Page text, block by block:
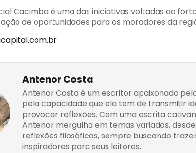
Cacimba é uma das iniciativas voltadas ao
de oportunidades para os moradores da
Antenor Costa
Antenor Costa é um escritor apaixonado
pela capacidade que ela tem de transmitir
provocar reflexões. Com uma escrita
Antenor mergulha em temas variados,
reflexões filosóficas, sempre buscando
inspiradores para seus leitores.